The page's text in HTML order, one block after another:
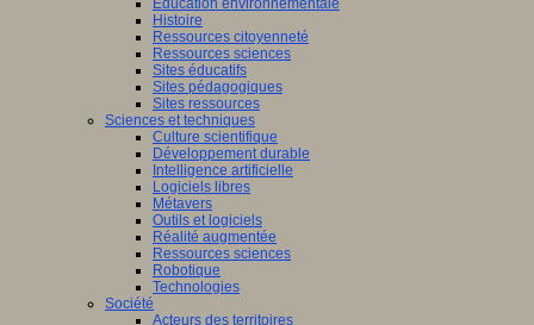
Education environnementale
Histoire
Ressources citoyenneté
Ressources sciences
Sites éducatifs
Sites pédagogiques
Sites ressources
Sciences et techniques
Culture scientifique
Développement durable
Intelligence artificielle
Logiciels libres
Métavers
Outils et logiciels
Réalité augmentée
Ressources sciences
Robotique
Technologies
Société
Acteurs des territoires